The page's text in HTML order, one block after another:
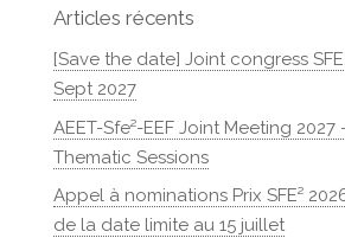
Articles récents
[Save the date] Joint congress
Sept 2027
AEET-Sfe²-EEF Joint Meeting
Thematic Sessions
Appel à nominations Prix SFE²
de la date limite au 15 juillet